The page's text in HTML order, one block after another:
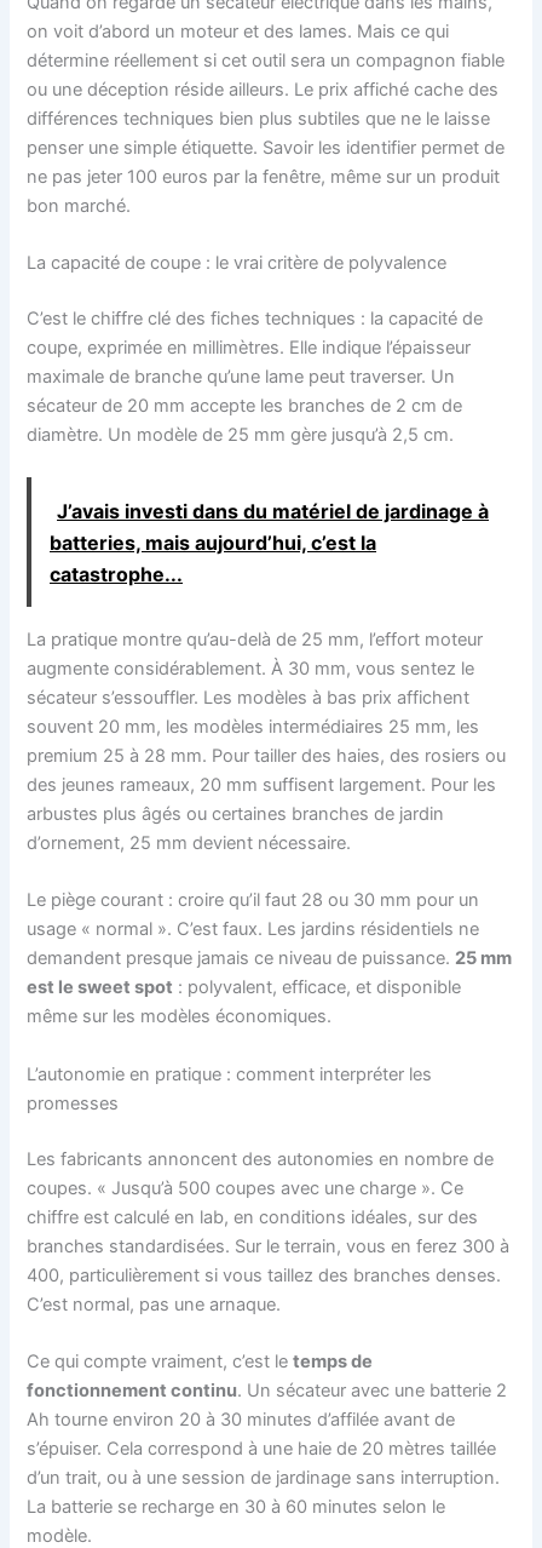
on voit d’abord un moteur et des lames. Mais ce qui
détermine réellement si cet outil sera un compagnon fiable
ou une déception réside ailleurs. Le prix affiché cache des
différences techniques bien plus subtiles que ne le laisse
penser une simple étiquette. Savoir les identifier permet de
ne pas jeter 100 euros par la fenêtre, même sur un produit
bon marché.
La capacité de coupe : le vrai critère de polyvalence
C’est le chiffre clé des fiches techniques : la capacité de
coupe, exprimée en millimètres. Elle indique l’épaisseur
maximale de branche qu’une lame peut traverser. Un
sécateur de 20 mm accepte les branches de 2 cm de
diamètre. Un modèle de 25 mm gère jusqu’à 2,5 cm.
J’avais investi dans du matériel de jardinage à
batteries, mais aujourd’hui, c’est la
catastrophe...
La pratique montre qu’au-delà de 25 mm, l’effort moteur
augmente considérablement. À 30 mm, vous sentez le
sécateur s’essouffler. Les modèles à bas prix affichent
souvent 20 mm, les modèles intermédiaires 25 mm, les
premium 25 à 28 mm. Pour tailler des haies, des rosiers ou
des jeunes rameaux, 20 mm suffisent largement. Pour les
arbustes plus âgés ou certaines branches de jardin
d’ornement, 25 mm devient nécessaire.
Le piège courant : croire qu’il faut 28 ou 30 mm pour un
usage « normal ». C’est faux. Les jardins résidentiels ne
demandent presque jamais ce niveau de puissance. 25 mm
est le sweet spot : polyvalent, efficace, et disponible
même sur les modèles économiques.
L’autonomie en pratique : comment interpréter les
promesses
Les fabricants annoncent des autonomies en nombre de
coupes. « Jusqu’à 500 coupes avec une charge ». Ce
chiffre est calculé en lab, en conditions idéales, sur des
branches standardisées. Sur le terrain, vous en ferez 300 à
400, particulièrement si vous taillez des branches denses.
C’est normal, pas une arnaque.
Ce qui compte vraiment, c’est letemps de
fonctionnement continu. Un sécateur avec une batterie 2
Ah tourne environ 20 à 30 minutes d’affilée avant de
s’épuiser. Cela correspond à une haie de 20 mètres taillée
d’un trait, ou à une session de jardinage sans interruption.
La batterie se recharge en 30 à 60 minutes selon le
modèle.